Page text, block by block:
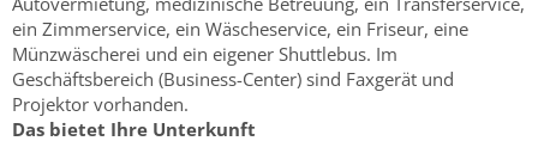
ein Zimmerservice, ein Wäscheservice, ein Friseur, eine
Münzwäscherei und ein eigener Shuttlebus. Im
Geschäftsbereich (Business-Center) sind Faxgerät und
Projektor vorhanden.
Das bietet Ihre Unterkunft